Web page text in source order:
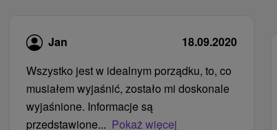
Jan
18.09.2020
Wszystko jest w idealnym porządku, to, co
musiałem wyjaśnić, zostało mi doskonale
wyjaśnione. Informacje są
przedstawione... Pokaż więcej